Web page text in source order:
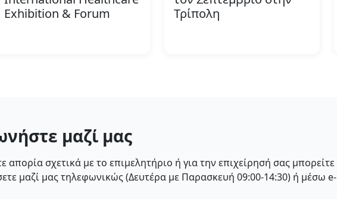
Exhibition & Forum
Τρίπολη
μαζί μας
απορία σχετικά με το επιμελητήριο ή για την επιχείρησή σας μπορείτε
μαζί μας τηλεφωνικώς (Δευτέρα με Παρασκευή 09:00-14:30) ή μέσω e-